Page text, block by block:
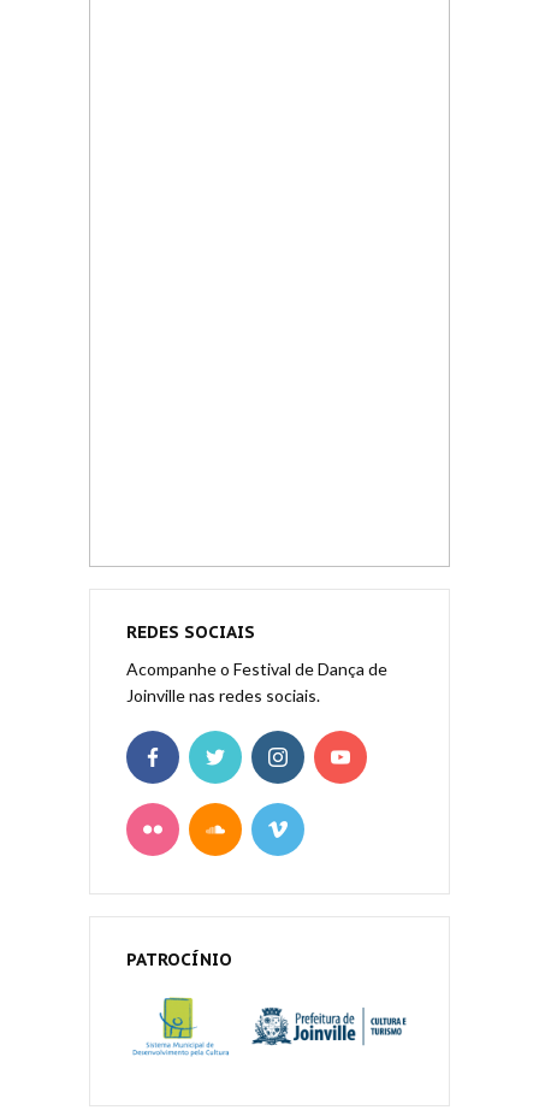
REDES SOCIAIS
Acompanhe o Festival de Dança de
Joinville nas redes sociais.
PATROCÍNIO